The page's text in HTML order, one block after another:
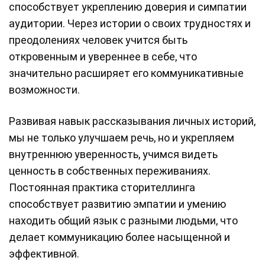
способствует укреплению доверия и симпатии
аудитории. Через истории о своих трудностях и
преодолениях человек учится быть
откровенным и увереннее в себе, что
значительно расширяет его коммуникативные
возможности.
Развивая навык рассказывания личных историй,
мы не только улучшаем речь, но и укрепляем
внутреннюю уверенность, учимся видеть
ценность в собственных переживаниях.
Постоянная практика сторителлинга
способствует развитию эмпатии и умению
находить общий язык с разными людьми, что
делает коммуникацию более насыщенной и
эффективной.